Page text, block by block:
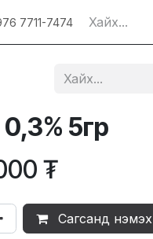
7711-7474
5гр
₮
Сагсанд нэмэх